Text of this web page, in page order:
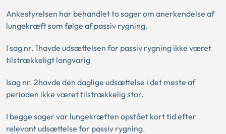
Ankestyrelsen har behandlet to sager om anerkendelse af
lungekræft som følge af passiv rygning.
I sag nr. 1havde udsættelsen for passiv rygning ikke været
tilstrækkeligt langvarig
Isag nr. 2havde den daglige udsættelse i det meste af
perioden ikke været tilstrækkelig stor.
I begge sager var lungekræften opstået kort tid efter
relevant udsættelse for passiv rygning.